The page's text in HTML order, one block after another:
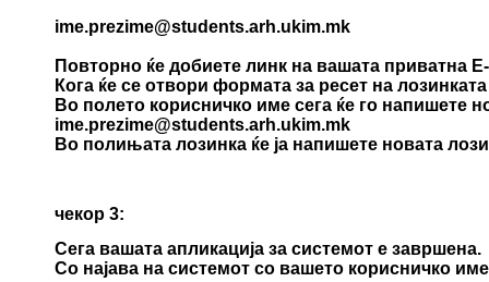
ime.prezime@students.arh.ukim.mk
Повторно ќе добиете линк на вашата приватна
Кога ќе се отвори формата за ресет на
Во полето корисничко име сега ќе го напишете
ime.prezime@students.arh.ukim.mk
Во полињата лозинка ќе ја напишете новата
чекор 3:
Сега вашата апликација за системот е завршена.
Со најава на системот со вашето корисничко име